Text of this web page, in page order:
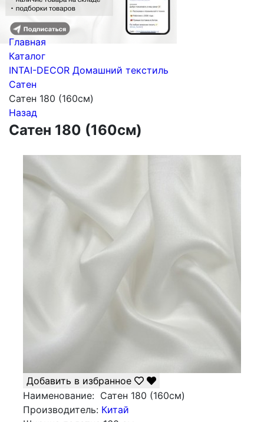
Главная
Каталог
INTAI-DECOR Домашний текстиль
Сатен
Сатен 180 (160см)
Назад
Сатен 180 (160см)
Добавить в избранное
Наименование: Сатен 180 (160см)
Производитель: Китай